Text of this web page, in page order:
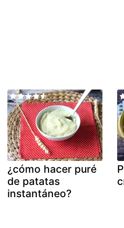
¿cómo hacer puré
de patatas
instantáneo?